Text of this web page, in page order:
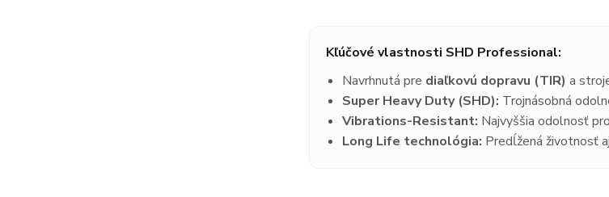
Kľúčové vlastnosti SHD Professional:
Navrhnutá pre diaľkovú dopravu (TIR) a
Super Heavy Duty (SHD): Trojnásobná
Vibrations-Resistant: Najvyššia odolnosť
Long Life technológia: Predĺžená životnosť